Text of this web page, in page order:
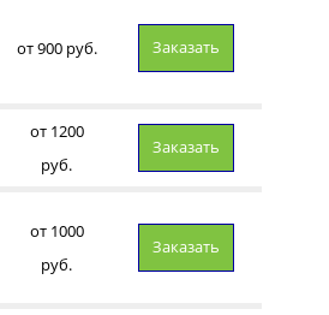
от 900 руб. Заказать
от 1200
руб.
Заказать
от 1000
руб.
Заказать